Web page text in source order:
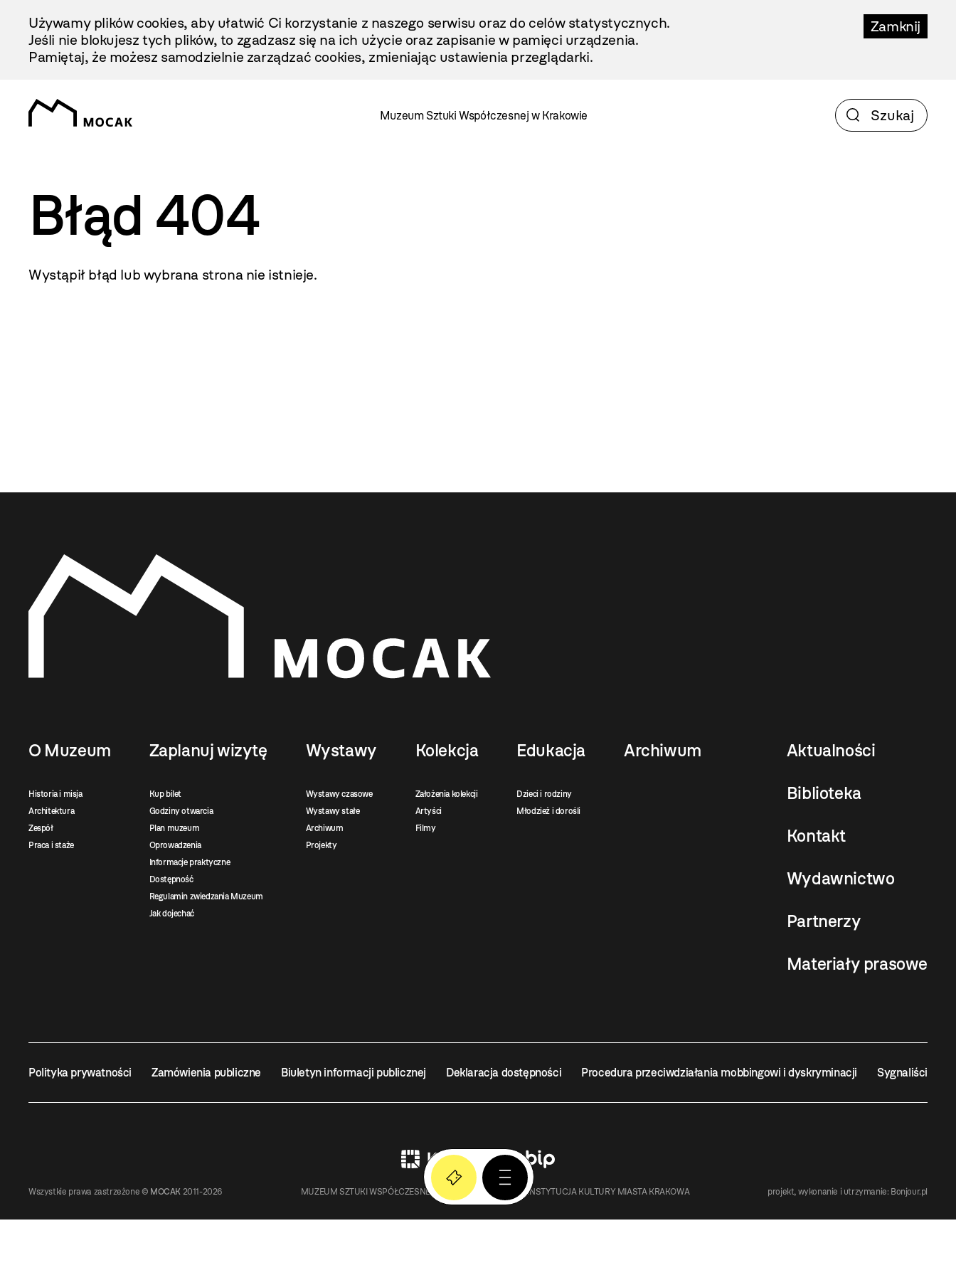
Treści
Zamknij
Używamy plików cookies, aby ułatwić Ci korzystanie z naszego serwisu oraz do celów statystycznych.
Jeśli nie blokujesz tych plików, to zgadzasz się na ich użycie oraz zapisanie w pamięci urządzenia.
Pamiętaj, że możesz samodzielnie zarządzać cookies, zmieniając ustawienia przeglądarki.
Muzeum Sztuki Współczesnej w Krakowie
Błąd 404
Wystąpił błąd lub wybrana strona nie istnieje.
O Muzeum
Historia i misja
Architektura
Zespół
Praca i staże
Zaplanuj wizytę
Kup bilet
Godziny otwarcia
Plan muzeum
Oprowadzenia
Informacje praktyczne
Dostępność
Regulamin zwiedzania Muzeum
Jak dojechać
Wystawy
Wystawy czasowe
Wystawy stałe
Archiwum
Projekty
Kolekcja
Założenia kolekcji
Artyści
Filmy
Edukacja
Dzieci i rodziny
Młodzież i dorośli
Archiwum Aktualności
Biblioteka
Kontakt
Wydawnictwo
Partnerzy
Materiały prasowe
Polityka prywatności Zamówienia publiczne Biuletyn informacji publicznej Deklaracja dostępności Procedura przeciwdziałania mobbingowi i dyskryminacji Sygnaliści
Wszystkie prawa zastrzeżone © MOCAK 2011-2026 MUZEUM SZTUKI WSPÓŁCZESNEJ W KRAKOWIE MOCAK – INSTYTUCJA KULTURY MIASTA KRAKOWA projekt, wykonanie i utrzymanie: Bonjour.pl